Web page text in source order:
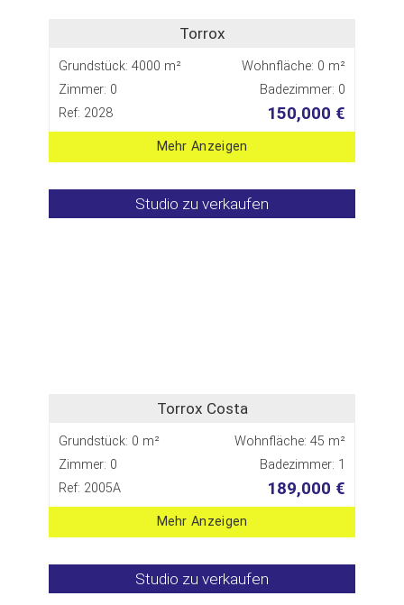
Torrox
Grundstück: 4000 m²
Wohnfläche: 0 m²
Zimmer: 0
Badezimmer: 0
Ref: 2028
150,000 €
Mehr Anzeigen
Studio zu verkaufen
Torrox Costa
Grundstück: 0 m²
Wohnfläche: 45 m²
Zimmer: 0
Badezimmer: 1
Ref: 2005A
189,000 €
Mehr Anzeigen
Studio zu verkaufen